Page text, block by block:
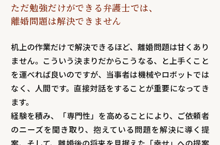
ただ勉強だけができる弁護士では、
離婚問題は解決できません
机上の作業だけで解決できるほど、離婚問題は甘くあり
ません。こういう決まりだからこうなる、と上手くこと
を運べれば良いのですが、当事者は機械やロボットでは
なく、人間です。直接対話をすることが重要になってき
ます。
経験を積み、「専門性」を高めることにより、ご依頼者
のニーズを聞き取り、抱えている問題を解決に導く提